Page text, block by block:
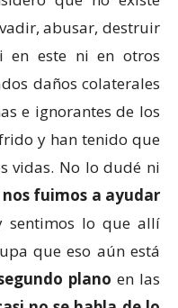
abusar, destruir
en este ni en otros
daños colaterales
e ignorantes de los
y han tenido que
vidas. No lo dudé ni
nos fuimos a ayudar
sentimos lo que allí
que eso aún está
plano en las